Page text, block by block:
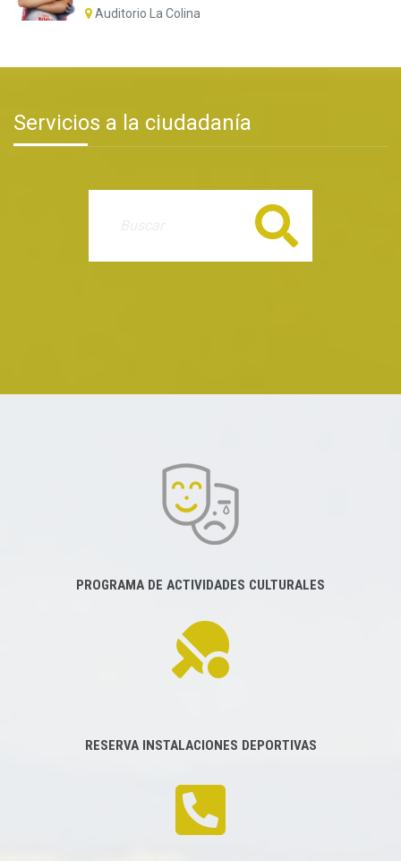
Auditorio La Colina
Servicios a la ciudadanía
Buscar
PROGRAMA DE ACTIVIDADES CULTURALES
RESERVA INSTALACIONES DEPORTIVAS